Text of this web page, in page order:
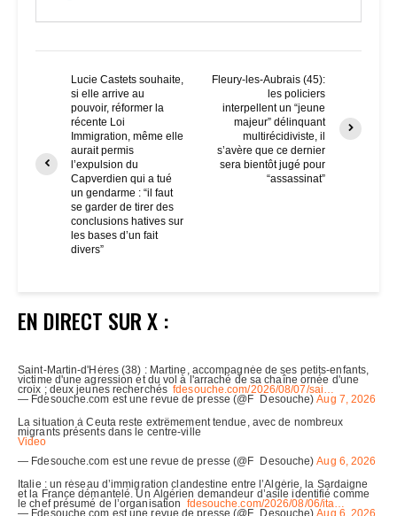
Lucie Castets souhaite,
si elle arrive au
pouvoir, réformer la
récente Loi
Immigration, même elle
aurait permis
l’expulsion du
Capverdien qui a tué
un gendarme : “il faut
se garder de tirer des
conclusions hatives sur
les bases d’un fait
divers”
Fleury-les-Aubrais (45):
les policiers
interpellent un “jeune
majeur” délinquant
multirécidiviste, il
s’avère que ce dernier
sera bientôt jugé pour
“assassinat”
EN DIRECT SUR X :